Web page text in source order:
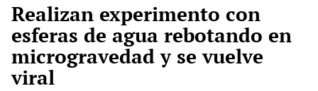
Realizan experimento con
esferas de agua rebotando en
microgravedad y se vuelve
viral